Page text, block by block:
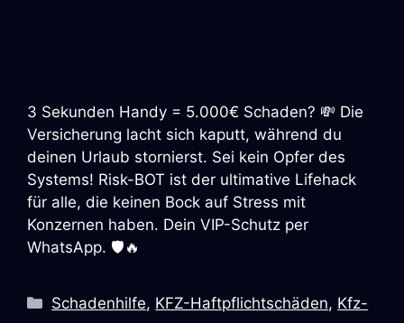
3 Sekunden Handy = 5.000€ Schaden? 💸 Die
Versicherung lacht sich kaputt, während du
deinen Urlaub stornierst. Sei kein Opfer des
Systems! Risk-BOT ist der ultimative Lifehack
für alle, die keinen Bock auf Stress mit
Konzernen haben. Dein VIP-Schutz per
WhatsApp. 🛡️🔥
Schadenhilfe, KFZ-Haftpflichtschäden, Kfz-